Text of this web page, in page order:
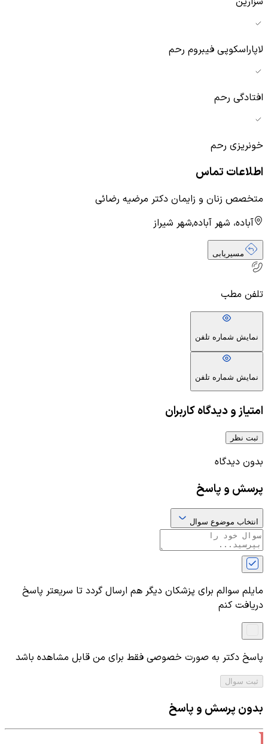
لاپاراسکوپی فیبروم رحم
افتادگی رحم
خونریزی رحم
اطلاعات تماس
متخصص زنان و زایمان دکتر مرضیه رضائی
آباده، شهر آباده,شهر شیراز
مسیریابی
تلفن مطب
نمایش شماره تلفن
نمایش شماره تلفن
امتیاز و دیدگاه کاربران
ثبت نظر
بدون دیدگاه
پرسش و پاسخ
انتخاب موضوع سوال
مایلم سوالم برای پزشکان دیگر هم ارسال گردد تا سریعتر پاسخ
دریافت کنم
پاسخ دکتر به صورت خصوصی فقط برای من قابل مشاهده باشد
ثبت سوال
بدون پرسش و پاسخ